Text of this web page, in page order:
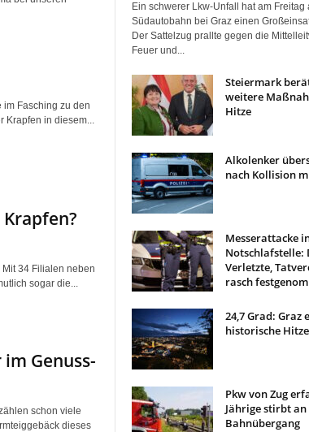
Fasching zu den
Krapfen in diesem...
34 Filialen neben
sogar die...
Genuss-
schon viele
dieses
Ein schwerer Lkw-Unfall hat am Freitag
Südautobahn bei Graz einen
Der Sattelzug prallte gegen die
Feuer und...
Steiermark
weitere
Hitze
Alkolenker
nach Kollision
Messerattacke
Notschlafstelle:
Verletzte,
rasch
24,7 Grad: Graz
historische
Pkw von Zug
Jährige stirbt an
Bahnübergang